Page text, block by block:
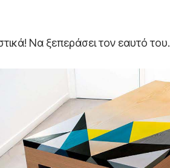
Να ξεπεράσει τον εαυτό του.